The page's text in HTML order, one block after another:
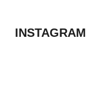
INSTAGRAM